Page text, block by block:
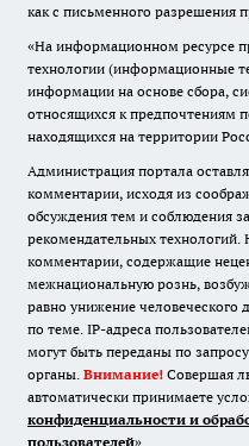
как с письменного разрешения
«На информационном ресурсе
технологии (информационные
информации на основе сбора,
относящихся к предпочтениям
находящихся на территории
Администрация портала
комментарии, исходя из
обсуждения тем и соблюдения
рекомендательных технологий.
комментарии, содержащие
межнациональную рознь,
равно унижение человеческого
по теме. IP-адреса
могут быть переданы по
органы. Внимание! Совершая
автоматически принимаете
конфиденциальности и
пользователей»